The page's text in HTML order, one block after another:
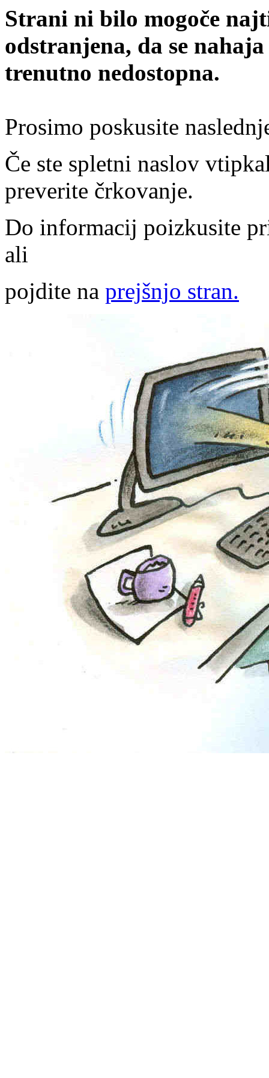
Strani ni bilo mogoče
odstranjena, da se
trenutno nedostopna.
Prosimo poskusite
Če ste spletni naslov
preverite črkovanje.
Do informacij poizkusite
ali
pojdite na prejšnjo stran.